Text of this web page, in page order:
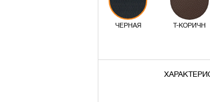
ЧЕРНАЯ Т-КОРИЧН